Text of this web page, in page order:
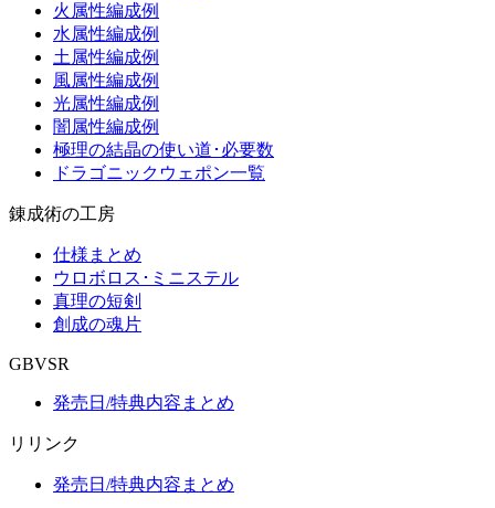
火属性編成例
水属性編成例
土属性編成例
風属性編成例
光属性編成例
闇属性編成例
極理の結晶の使い道･必要数
ドラゴニックウェポン一覧
錬成術の工房
仕様まとめ
ウロボロス･ミニステル
真理の短剣
創成の魂片
GBVSR
発売日/特典内容まとめ
リリンク
発売日/特典内容まとめ